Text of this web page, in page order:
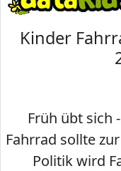
Kinder
Früh übt sich
Fahrrad sollte
Politik wird